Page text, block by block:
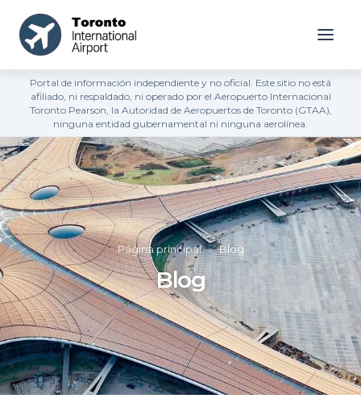
Portal de información independiente y no oficial. Este sitio no está
afiliado, ni respaldado, ni operado por el Aeropuerto Internacional
Toronto Pearson, la Autoridad de Aeropuertos de Toronto (GTAA),
ninguna entidad gubernamental ni ninguna aerolínea.
Página principal » Blog
Blog